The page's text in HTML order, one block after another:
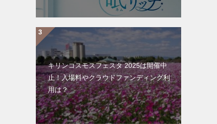
キリンコスモスフェスタ 2025は開催中
止！入場料やクラウドファンディング利
用は？